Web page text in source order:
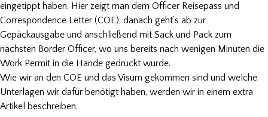
eingetippt haben. Hier zeigt man dem Officer Reisepass und
Correspondence Letter (COE), danach geht’s ab zur
Gepäckausgabe und anschließend mit Sack und Pack zum
nächsten Border Officer, wo uns bereits nach wenigen Minuten die
Work Permit in die Hände gedrückt wurde.
Wie wir an den COE und das Visum gekommen sind und welche
Unterlagen wir dafür benötigt haben, werden wir in einem extra
Artikel beschreiben.